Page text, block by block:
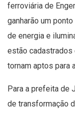
ferroviária de
ganharão um
de energia e
estão cadastrados
tornam aptos para
Para a prefeita de
de transformação